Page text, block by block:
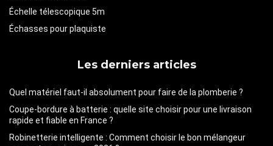
Échelle télescopique 5m
Échasses pour plaquiste
Les derniers articles
Quel matériel faut-il absolument pour faire de la plomberie ?
Coupe-bordure à batterie : quelle site choisir pour une livraison
rapide et fiable en France ?
Robinetterie intelligente : Comment choisir le bon mélangeur